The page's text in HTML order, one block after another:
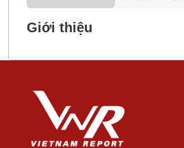
Giới thiệu